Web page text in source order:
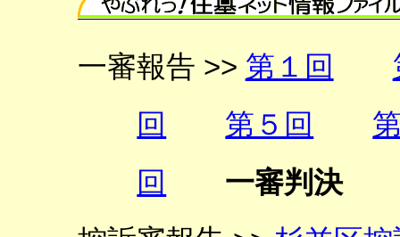
一審報告 >> 第１回
回
第５回
回
一審判決